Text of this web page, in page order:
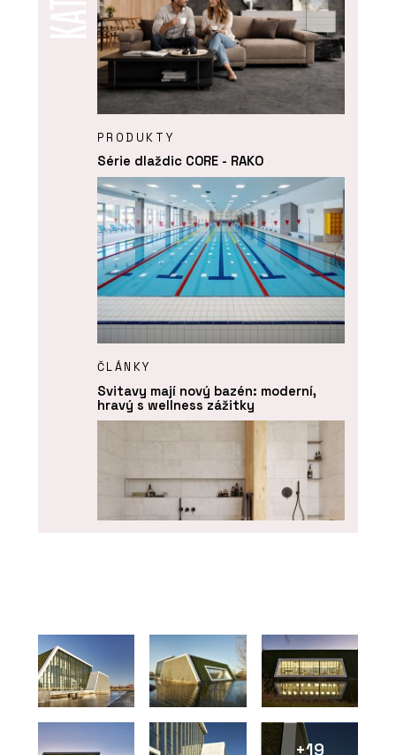
PRODUKTY
Série dlaždic CORE - RAKO
ČLÁNKY
Svitavy mají nový bazén: moderní,
hravý s wellness zážitky
Série keramických obkladů PINO -
+19